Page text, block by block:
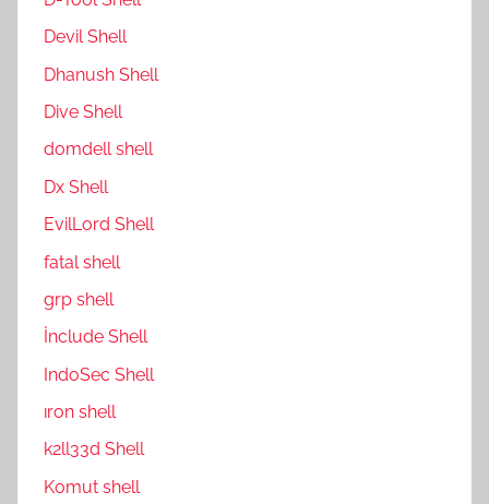
Devil Shell
Dhanush Shell
Dive Shell
domdell shell
Dx Shell
EvilLord Shell
fatal shell
grp shell
İnclude Shell
IndoSec Shell
ıron shell
k2ll33d Shell
Komut shell